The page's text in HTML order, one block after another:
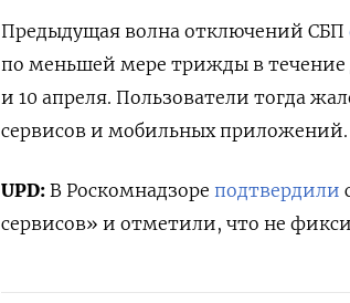
Предыдущая волна отключений СБП
по меньшей мере трижды в течение
и 10 апреля. Пользователи тогда
сервисов и мобильных приложений.
UPD: В Роскомнадзоре подтвердили
сервисов» и отметили, что не